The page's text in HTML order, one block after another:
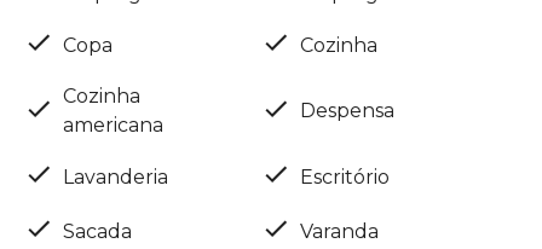
Copa Cozinha
Cozinha
americana
Despensa
Lavanderia Escritório
Sacada Varanda